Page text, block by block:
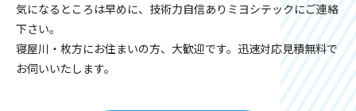
気になるところは早めに、技術力自信ありミヨシテックにご連絡
下さい。
寝屋川・枚方にお住まいの方、大歓迎です。迅速対応見積無料で
お伺いいたします。